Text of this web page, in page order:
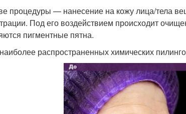
процедуры — нанесение на кожу лица/тела
Под его воздействием происходит
пигментные пятна.
распространенных химических